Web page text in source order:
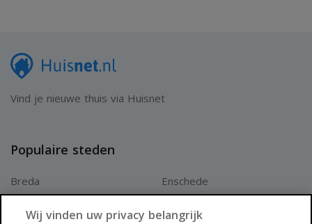
Vind je nieuwe thuis via Huisnet
Populaire steden
Breda
Enschede
Wij vinden uw privacy belangrijk